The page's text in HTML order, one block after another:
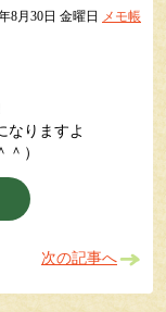
8月30日 金曜日 メモ帳
りますよ
）
次の記事へ